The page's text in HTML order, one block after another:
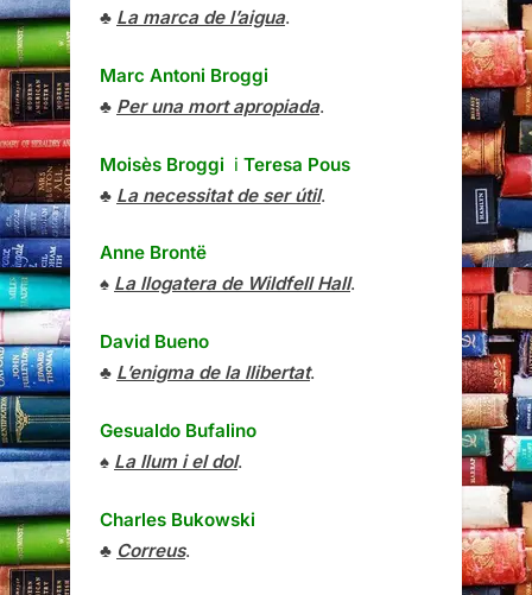
♣ La marca de l’aigua.
Marc Antoni Broggi
♣ Per una mort apropiada.
Moisès Broggi i Teresa Pous
♣ La necessitat de ser útil.
Anne Brontë
♠ La llogatera de Wildfell Hall.
David Bueno
♣ L’enigma de la llibertat.
Gesualdo Bufalino
♠ La llum i el dol.
Charles Bukowski
♣ Correus.